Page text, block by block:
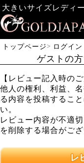
大きいサイズレディ
トップページ ログイン
ゲストの
【レビュー記入時のご
他人の権利、利益、
る内容を投稿するこ
い。
レビュー内容が不適
を削除する場合がござ
レ